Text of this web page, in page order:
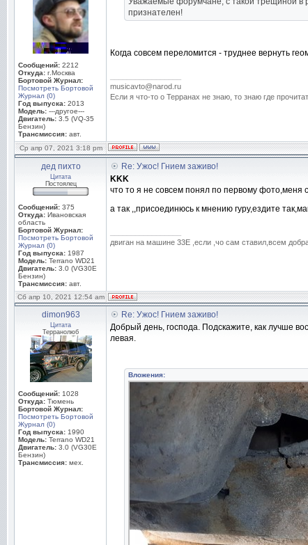
Сообщений: 2212
Откуда: г.Москва
Бортовой Журнал:
Посмотреть Бортовой
Журнал (0)
Год выпуска: 2013
Модель: ---другое---
Двигатель: 3.5 (VQ-35
Бензин)
Трансмиссия: авт.
признателен!
Когда совсем переломится - труднее вернуть
musicavto@narod.ru
Если я что-то о Терранах не знаю, то знаю где
Ср апр 07, 2021 3:18 pm
дед пихто
Цитата
Постоялец
Сообщений: 375
Откуда: Ивановская
область
Бортовой Журнал:
Посмотреть Бортовой
Журнал (0)
Год выпуска: 1987
Модель: Terrano WD21
Двигатель: 3.0 (VG30E
Бензин)
Трансмиссия: авт.
Re: Ужос! Гнием заживо!
KKK
что то я не совсем понял по первому фото,меня
а так ,,присоединюсь к мнению гуру,ездите
двиган на машине 33Е ,если ,чо сам ставил,всем
Сб апр 10, 2021 12:54 am
dimon963
Цитата
Терранолюб
Сообщений: 1028
Откуда: Тюмень
Бортовой Журнал:
Посмотреть Бортовой
Журнал (0)
Год выпуска: 1990
Модель: Terrano WD21
Двигатель: 3.0 (VG30E
Бензин)
Трансмиссия: мех.
Re: Ужос! Гнием заживо!
Добрый день, господа. Подскажите, как лучше
левая.
Вложения: